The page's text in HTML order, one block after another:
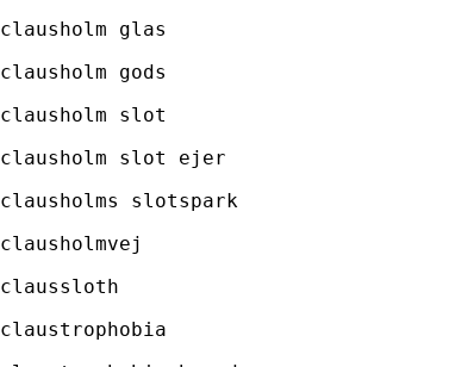
clausholm glas
clausholm gods
clausholm slot
clausholm slot ejer
clausholms slotspark
clausholmvej
claussloth
claustrophobia